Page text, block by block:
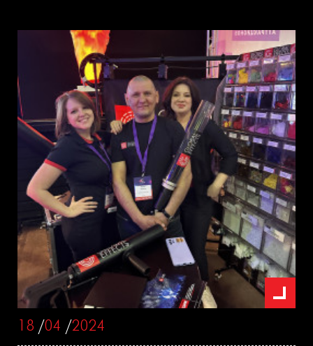
18 /04 /2024